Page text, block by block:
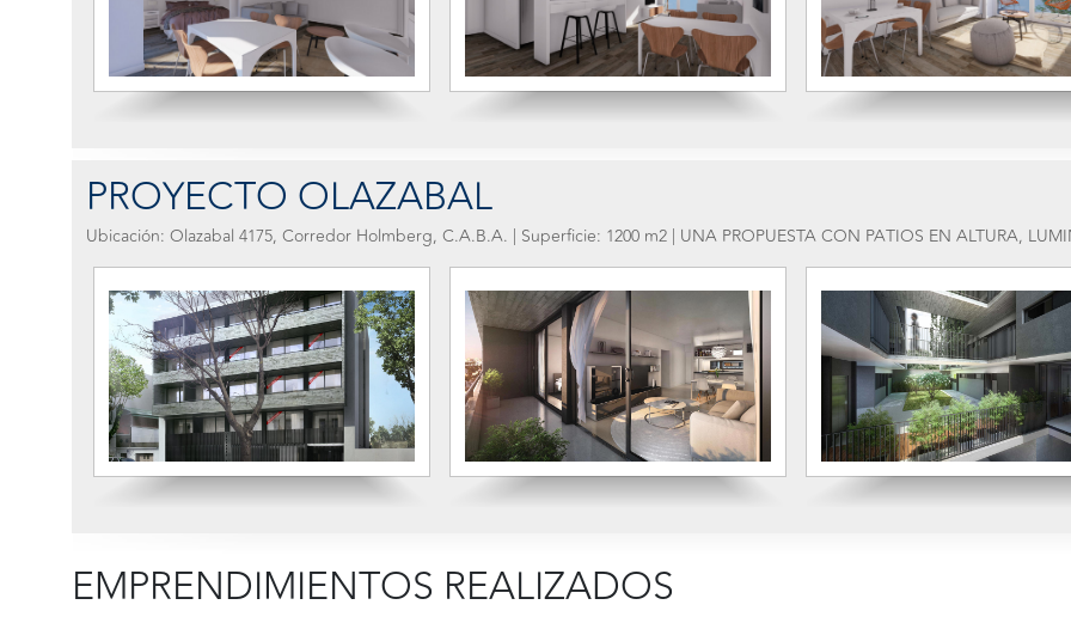
PROYECTO OLAZABAL
Ubicación: Olazabal 4175, Corredor Holmberg, C.A.B.A. | Superficie: 1200 m2 | UNA PROPUESTA CON PATIOS EN ALTURA,
EMPRENDIMIENTOS REALIZADOS